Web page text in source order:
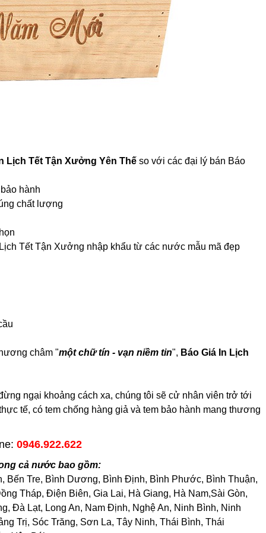
Lịch Tết Tận Xưởng Yên Thếso với các đại lý bán Báo
hành
chất lượng
Tết Tận Xưởng nhập khẩu từ các nước mẫu mã đẹp
châm "một chữ tín - vạn niềm tin", Báo Giá In Lịch
ngại khoảng cách xa, chúng tôi sẽ cử nhân viên trở tới
tế, có tem chống hàng giả và tem bảo hành mang thương
0946.922.622
cả nước bao gồm:
Bến Tre, Bình Dương, Bình Định, Bình Phước, Bình Thuận,
Tháp, Điện Biên, Gia Lai, Hà Giang, Hà Nam,Sài Gòn,
Đà Lạt, Long An, Nam Định, Nghệ An, Ninh Bình, Ninh
Trị, Sóc Trăng, Sơn La, Tây Ninh, Thái Bình, Thái